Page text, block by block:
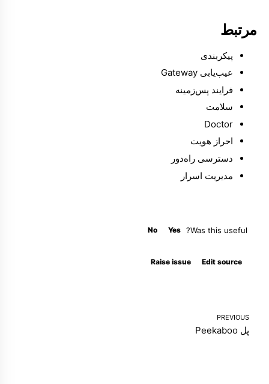
مرتبط
پیکربندی
عیب‌یابی Gateway
فرایند پس‌زمینه
سلامت
Doctor
احراز هویت
دسترسی راه‌دور
مدیریت اسرار
Was this useful?
Yes
No
Edit source
Raise issue
PREVIOUS
پل Peekaboo